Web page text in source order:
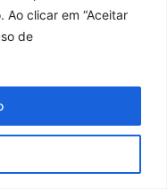
Ao clicar em “Aceitar
de